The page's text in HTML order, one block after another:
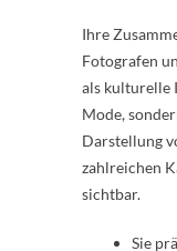
Ihre
Fotografen
als kulturelle
Mode,
Darstellung
zahlreichen
sichtbar.
Sie